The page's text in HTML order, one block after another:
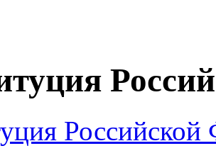
Российской